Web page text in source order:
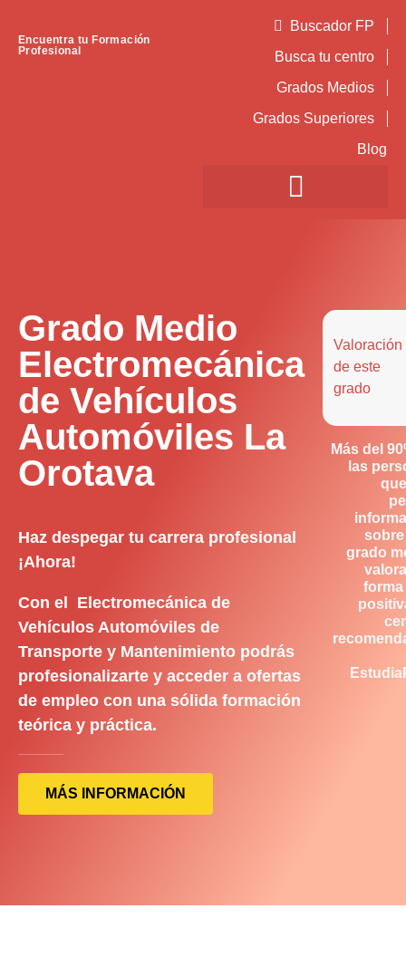
Encuentra tu Formación
Profesional
Buscador FP
Busca tu centro
Grados Medios
Grados Superiores
Blog
Grado Medio
Electromecánica
de Vehículos
Automóviles La
Orotava
Haz despegar tu carrera profesional
¡Ahora!
Con el Electromecánica de
Vehículos Automóviles de
Transporte y Mantenimiento podrás
profesionalizarte y acceder a ofertas
de empleo con una sólida formación
teórica y práctica.
MÁS INFORMACIÓN
Valoración
de este
grado
Más del
las
grado